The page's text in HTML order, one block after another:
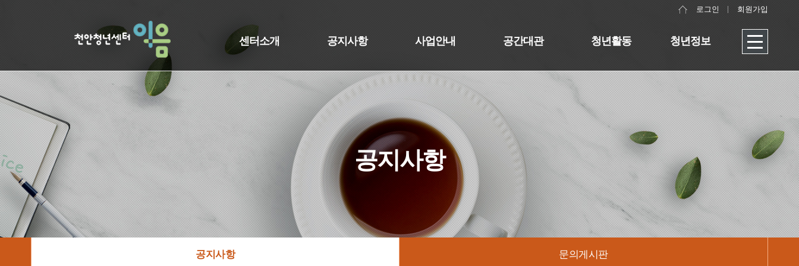
로그인 회원가입
센터소개 공지사항 사업안내 공간대관 청년활동 청년정보
공지사항
공지사항 문의게시판